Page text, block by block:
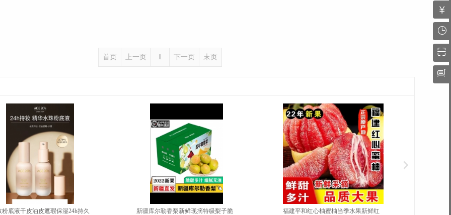
首页 上一页 1 下一页 末页
香蕉脆片水果干芭蕉干香脆可口休闲
蔓越莓干水果干果脯学生宿舍休闲零
【邻药堂】海氏海诺酒精棉片医用酒